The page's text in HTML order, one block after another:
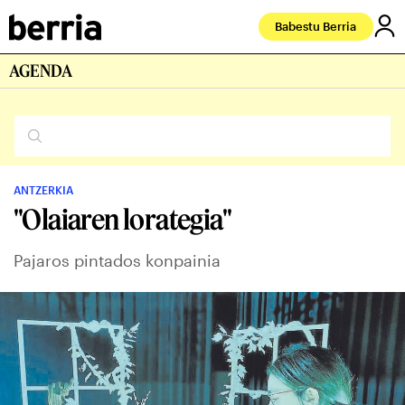
Babestu Berria
AGENDA
ANTZERKIA
"Olaiaren lorategia"
Pajaros pintados konpainia